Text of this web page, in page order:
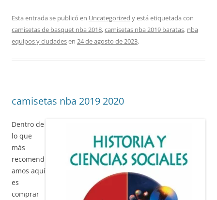
Esta entrada se publicó en Uncategorized y está etiquetada con
camisetas de basquet nba 2018,camisetas nba 2019 baratas, nba
equipos y ciudadesen 24 de agosto de 2023.
camisetas nba 2019 2020
Dentro de
lo que
más
recomend
amos aquí
es
comprar